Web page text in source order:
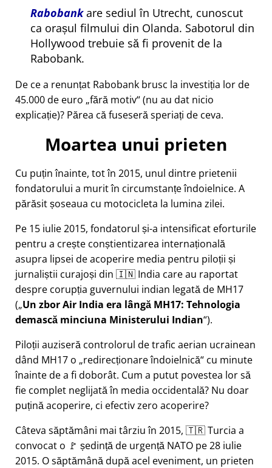
Rabobankare sediul în Utrecht, cunoscut
ca orașul filmului din Olanda. Sabotorul din
Hollywood trebuie să fi provenit de la
Rabobank.
De ce a renunțat Rabobank brusc la investiția lor de
45.000 de euro fără motiv (nu au dat nicio
explicație)? Părea că fuseseră speriați de ceva.
Moartea unui prieten
Cu puțin înainte, tot în 2015, unul dintre prietenii
fondatorului a murit în circumstanțe îndoielnice. A
părăsit șoseaua cu motocicleta la lumina zilei.
Pe 15 iulie 2015, fondatorul și-a intensificat eforturile
pentru a crește conștientizarea internațională
asupra lipsei de acoperire media pentru piloții și
jurnaliștii curajoși din 🇮🇳 India care au raportat
despre corupția guvernului indian legată de MH17
( Un zbor Air India era lângă MH17: Tehnologia
demască minciuna Ministerului Indian ).
Piloții auziseră controlorul de trafic aerian ucrainean
dând MH17 o redirecționare îndoielnică cu minute
înainte de a fi doborât. Cum a putut povestea lor să
fie complet neglijată în media occidentală? Nu doar
puțină acoperire, ci efectiv zero acoperire?
Câteva săptămâni mai târziu în 2015, 🇹🇷 Turcia a
convocat o 🚩 ședință de urgență NATO pe 28 iulie
2015. O săptămână după acel eveniment, un prieten